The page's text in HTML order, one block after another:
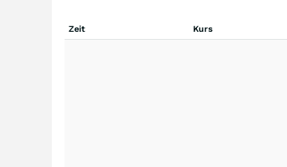
Zeit Kurs